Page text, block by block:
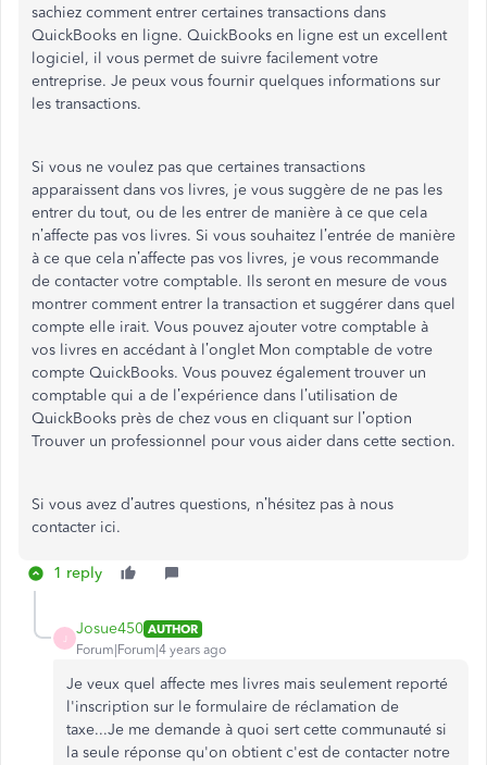
sachiez comment entrer certaines transactions dans
QuickBooks en ligne. QuickBooks en ligne est un excellent
logiciel, il vous permet de suivre facilement votre
entreprise. Je peux vous fournir quelques informations sur
les transactions.
Si vous ne voulez pas que certaines transactions
apparaissent dans vos livres, je vous suggère de ne pas les
entrer du tout, ou de les entrer de manière à ce que cela
n’affecte pas vos livres. Si vous souhaitez l’entrée de manière
à ce que cela n’affecte pas vos livres, je vous recommande
de contacter votre comptable. Ils seront en mesure de vous
montrer comment entrer la transaction et suggérer dans quel
compte elle irait. Vous pouvez ajouter votre comptable à
vos livres en accédant à l’onglet Mon comptable de votre
compte QuickBooks. Vous pouvez également trouver un
comptable qui a de l’expérience dans l’utilisation de
QuickBooks près de chez vous en cliquant sur l’option
Trouver un professionnel pour vous aider dans cette section.
Si vous avez d’autres questions, n’hésitez pas à nous
contacter ici.
1 reply
Josue450 AUTHOR
Forum|Forum|4 years ago
Je veux quel affecte mes livres mais seulement reporté
l'inscription sur le formulaire de réclamation de
taxe...Je me demande à quoi sert cette communauté si
la seule réponse qu'on obtient c'est de contacter notre